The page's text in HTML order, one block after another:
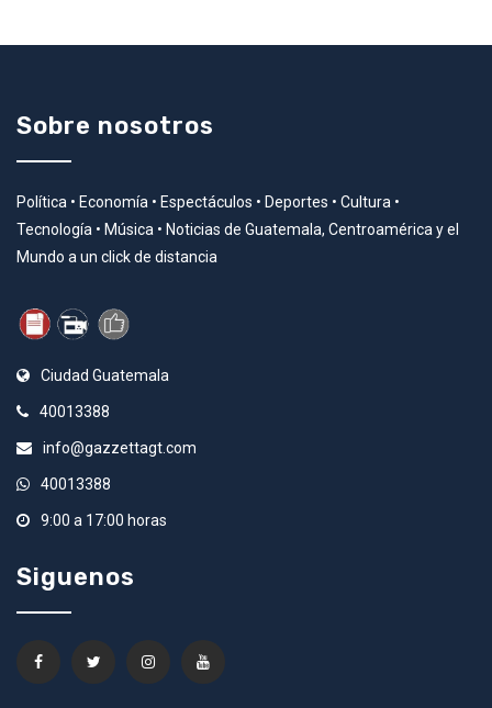
Sobre nosotros
Política • Economía • Espectáculos • Deportes • Cultura •
Tecnología • Música • Noticias de Guatemala, Centroamérica y el
Mundo a un click de distancia
Ciudad Guatemala
40013388
info@gazzettagt.com
40013388
9:00 a 17:00 horas
Siguenos